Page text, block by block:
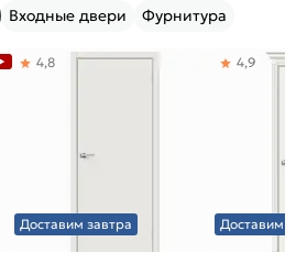
Входные двери Фурнитура
Доставим завтра
4,8
Доставим
4,9